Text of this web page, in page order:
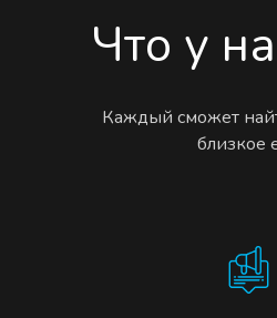
Что у
Каждый сможет
близкое